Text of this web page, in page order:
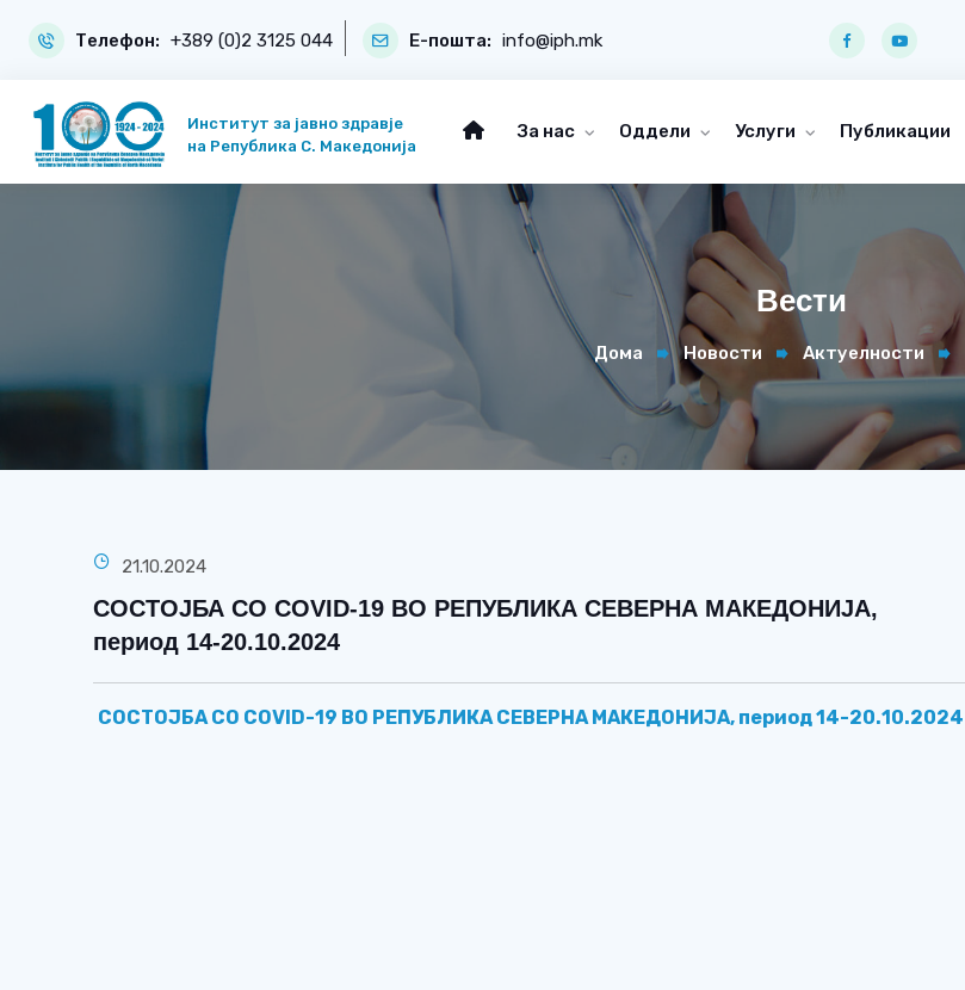
Телефон: +389 (0)2 3125 044 Е-пошта: info@iph.mk
Институт за јавно здравје
на Република С. Македонија
За нас Оддели Услуги Публикации
Вести
Дома Новости Актуелности
21.10.2024
СОСТОЈБА СО COVID-19 ВО РЕПУБЛИКА СЕВЕРНА МАКЕДОНИЈА,
период 14-20.10.2024
СОСТОЈБА СО COVID-19 ВО РЕПУБЛИКА СЕВЕРНА МАКЕДОНИЈА, период14-20.10.2024